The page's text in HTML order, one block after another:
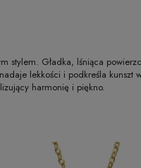
stylem. Gładka, lśniąca
lekkości i podkreśla
harmonię i piękno.